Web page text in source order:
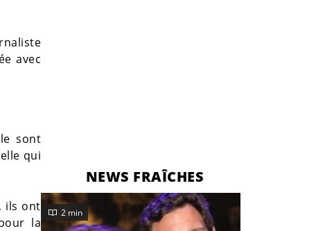
avec
sont
qui
ils ont
la
NEWS FRAÎCHES
2 min